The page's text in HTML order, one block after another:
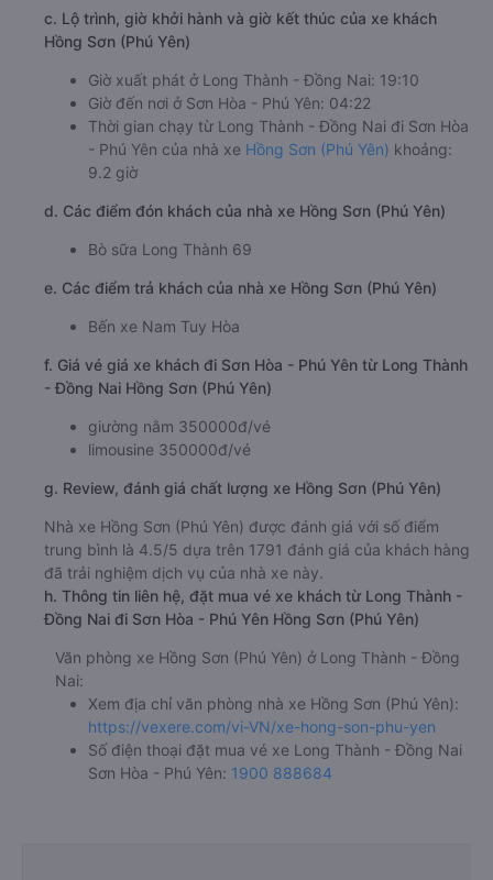
c. Lộ trình, giờ khởi hành và giờ kết thúc của xe khách
Hồng Sơn (Phú Yên)
Giờ xuất phát ở Long Thành - Đồng Nai: 19:10
Giờ đến nơi ở Sơn Hòa - Phú Yên: 04:22
Thời gian chạy từ Long Thành - Đồng Nai đi Sơn Hòa
- Phú Yên của nhà xe Hồng Sơn (Phú Yên) khoảng:
9.2 giờ
d. Các điểm đón khách của nhà xe Hồng Sơn (Phú Yên)
Bò sữa Long Thành 69
e. Các điểm trả khách của nhà xe Hồng Sơn (Phú Yên)
Bến xe Nam Tuy Hòa
f. Giá vé giá xe khách đi Sơn Hòa - Phú Yên từ Long Thành
- Đồng Nai Hồng Sơn (Phú Yên)
giường nằm 350000đ/vé
limousine 350000đ/vé
g. Review, đánh giá chất lượng xe Hồng Sơn (Phú Yên)
Nhà xe Hồng Sơn (Phú Yên) được đánh giá với số điểm
trung bình là 4.5/5 dựa trên 1791 đánh giá của khách hàng
đã trải nghiệm dịch vụ của nhà xe này.
h. Thông tin liên hệ, đặt mua vé xe khách từ Long Thành -
Đồng Nai đi Sơn Hòa - Phú Yên Hồng Sơn (Phú Yên)
Văn phòng xe Hồng Sơn (Phú Yên) ở Long Thành - Đồng
Nai:
Xem địa chỉ văn phòng nhà xe Hồng Sơn (Phú Yên):
https://vexere.com/vi-VN/xe-hong-son-phu-yen
Số điện thoại đặt mua vé xe Long Thành - Đồng Nai
Sơn Hòa - Phú Yên: 1900 888684